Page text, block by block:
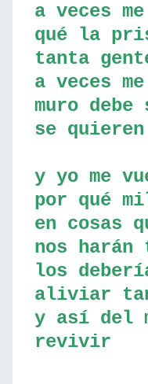
a veces
qué la
tanta
a veces
muro
se
y yo me
por qué
en cosas
nos harán
los
aliviar
y así del
revivir